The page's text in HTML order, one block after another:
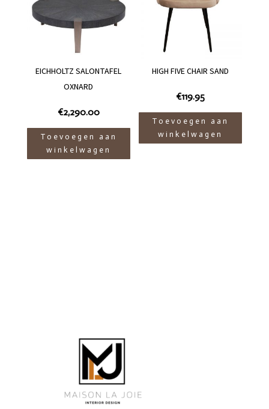
EICHHOLTZ SALONTAFEL
OXNARD
€2,290.00
Toevoegen aan
winkelwagen
HIGH FIVE CHAIR SAND
€119.95
Toevoegen aan
winkelwagen